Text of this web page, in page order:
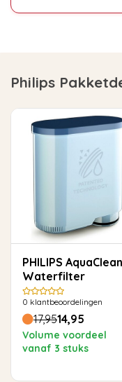
Philips
PHILIPS AquaClean
Waterfilter
0 klantbeoordelingen
17,9514,95
Volume voordeel
vanaf 3 stuks